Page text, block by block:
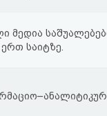
მედია
საიტზე.